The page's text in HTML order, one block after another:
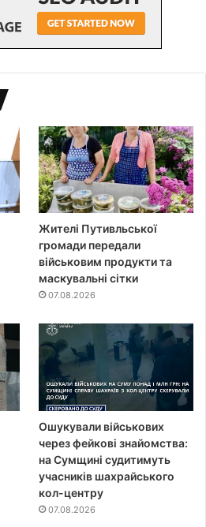
Жителі Путивльської
громади передали
військовим продукти та
маскувальні сітки
07.08.2026
Ошукували військових
через фейкові знайомства:
на Сумщині судитимуть
учасників шахрайського
кол-центру
07.08.2026